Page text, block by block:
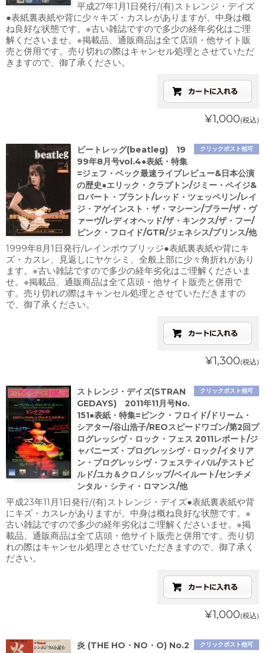
平成27年1月1日発行/(有)ストレンジ・デイズ
●表紙裏表紙や背に少々キズ・カスレがありますが、中身は概
ね良好な状態です。※古い雑誌ですので多少の経年劣化はご理
解くださいませ。※掲載品、通販商品は全て店頭・他サイト販
売と併用です。売り切れの際はキャンセル処理とさせていただ
きますので、御了承ください。
¥1,000(税込)
クリックポスト他可
ビートレッグ(beatleg) 19
99年8月号vol.4●表紙・特集
=ジェフ・ベック最速ライブレビュー&日本公演
の歴史●エリック・クラプトン/ジミー・ペイジ&
ロバート・プラント/レッド・ツェッペリン/レイ
ジ・アゲインスト・ザ・マシーン/ブラー/ザ・ヴ
ァーヴ/レディオヘッド/ザ・キンクス/ザ・フー/
ピンク・フロイド/GTR/ジェネシス/プリンス/他
1999年8月1日発行/レインボウブリッジ●表紙裏表紙や背にキ
ズ・カスレ、見返しにヤケシミ、全般上部に少々角折れがあり
ます。※古い雑誌ですので多少の経年劣化はご理解くださいま
せ。※掲載品、通販商品は全て店頭・他サイト販売と併用で
す。売り切れの際はキャンセル処理とさせていただきますの
で、御了承ください。
¥1,300(税込)
クリックポスト他可
ストレンジ・デイズ(STRAN
GEDAYS) 2011年11月号No.
151●表紙・特集=ピンク・フロイド/ドリーム・
シアター/谷山浩子/REOスピードワゴン/第2回プ
ログレッシヴ・ロック・フェス 2011レポート/ジ
ャパニーズ・プログレッシヴ・ロック/イタリア
ン・プログレッシヴ・フェスティバル/テストビ
ルド/ユカ＆クロノシップ/ベイルート/センチメ
ンタル・シティ・ロマンス/他
平成23年11月1日発行/(有)ストレンジ・デイズ●表紙裏表紙や背
にキズ・カスレがありますが、中身は概ね良好な状態です。※
古い雑誌ですので多少の経年劣化はご理解くださいませ。※掲
載品、通販商品は全て店頭・他サイト販売と併用です。売り切
れの際はキャンセル処理とさせていただきますので、御了承く
ださい。
¥1,000(税込)
クリックポスト他可
炎 (THE HO・NO・O) No.2